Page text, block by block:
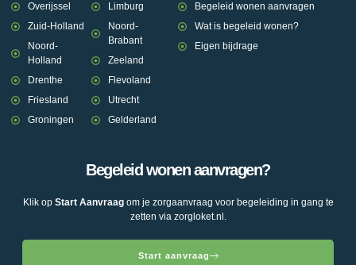
Overijssel
Zuid-Holland
Noord-
Holland
Drenthe
Friesland
Groningen
Limburg
Noord-
Brabant
Zeeland
Flevoland
Utrecht
Gelderland
Begeleid wonen aanvragen
Wat is begeleid wonen?
Eigen bijdrage
Begeleid wonen aanvragen?
Klik op Start Aanvraagom je zorgaanvraag voor begeleiding in gang te
zetten via zorgloket.nl.
Start aanvraag